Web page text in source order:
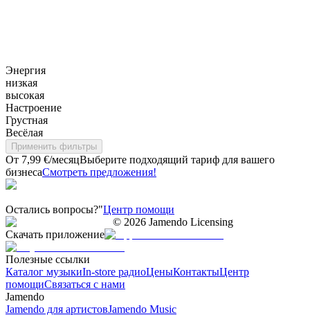
Энергия
низкая
высокая
Настроение
Грустная
Весёлая
Применить фильтры
От 7,99 €/месяцВыберите подходящий тариф для вашего
бизнесаСмотреть предложения!
Остались вопросы?"Центр помощи
© 2026 Jamendo Licensing
Скачать приложение
Полезные ссылки
Каталог музыкиIn-store радиоЦеныКонтактыЦентр
помощиСвязаться с нами
Jamendo
Jamendo для артистовJamendo Music